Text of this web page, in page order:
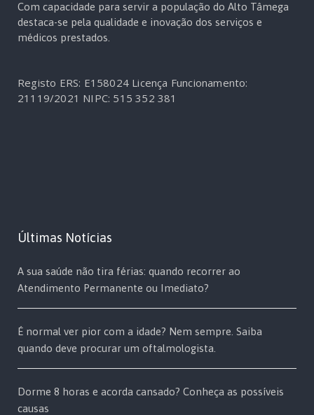
Com capacidade para servir a população do Alto Tâmega
destaca-se pela qualidade e inovação dos serviços e
médicos prestados.
Registo ERS: E158024 Licença Funcionamento:
21119/2021 NIPC: 515 352 381
Últimas Notícias
A sua saúde não tira férias: quando recorrer ao
Atendimento Permanente ou Imediato?
É normal ver pior com a idade? Nem sempre. Saiba
quando deve procurar um oftalmologista.
Dorme 8 horas e acorda cansado? Conheça as possíveis
causas